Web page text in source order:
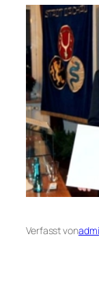
Verfasst von